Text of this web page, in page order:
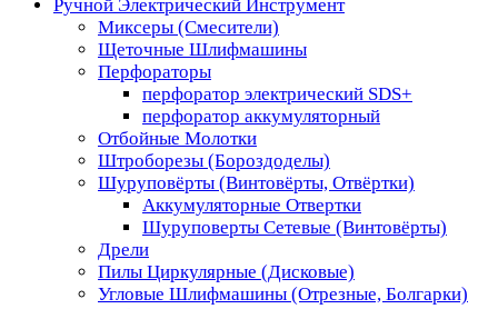
Ручной Электрический Инструмент
Миксеры (Смесители)
Щеточные Шлифмашины
Перфораторы
перфоратор электрический SDS+
перфоратор аккумуляторный
Отбойные Молотки
Штроборезы (Бороздоделы)
Шуруповёрты (Винтовёрты, Отвёртки)
Аккумуляторные Отвертки
Шуруповерты Сетевые (Винтовёрты)
Дрели
Пилы Циркулярные (Дисковые)
Угловые Шлифмашины (Отрезные, Болгарки)